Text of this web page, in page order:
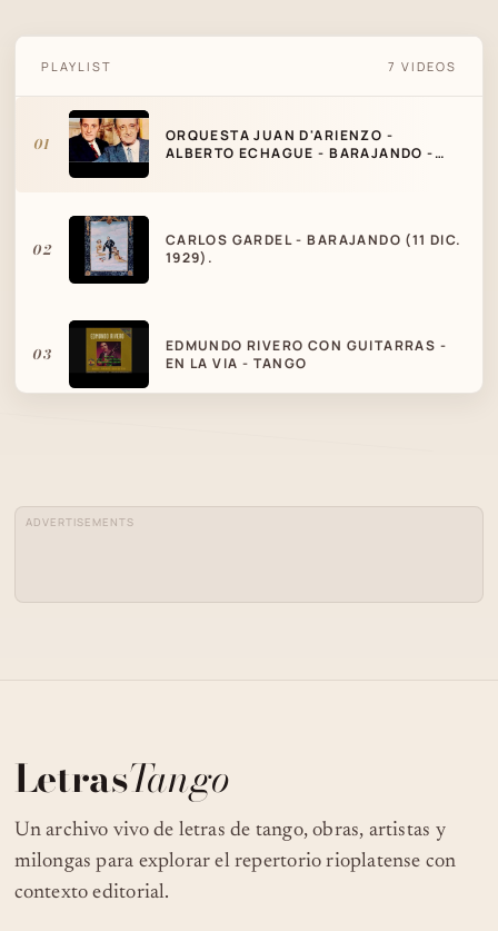
ECHAGUE - BARAJANDO - TANGO
PLAYLIST 7 VIDEOS
01
ORQUESTA JUAN D'ARIENZO -
ALBERTO ECHAGUE - BARAJANDO -
02
CARLOS GARDEL - BARAJANDO (11 DIC.
1929).
03
EDMUNDO RIVERO CON GUITARRAS -
EN LA VIA - TANGO
ADVERTISEMENTS
LetrasTango
Un archivo vivo de letras de tango, obras, artistas y
milongas para explorar el repertorio rioplatense con
contexto editorial.